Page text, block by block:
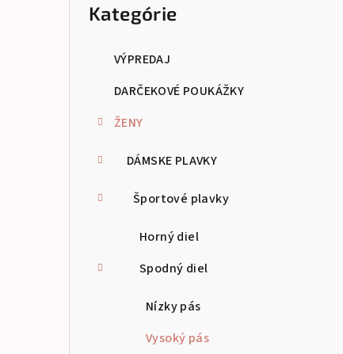
Preskočiť
kategórie
Kategórie
VÝPREDAJ
DARČEKOVÉ POUKÁŽKY
ŽENY
DÁMSKE PLAVKY
Športové plavky
Horný diel
Spodný diel
Nízky pás
Vysoký pás